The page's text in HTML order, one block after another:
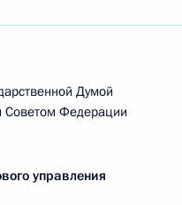
Думой
Советом Федерации
управления